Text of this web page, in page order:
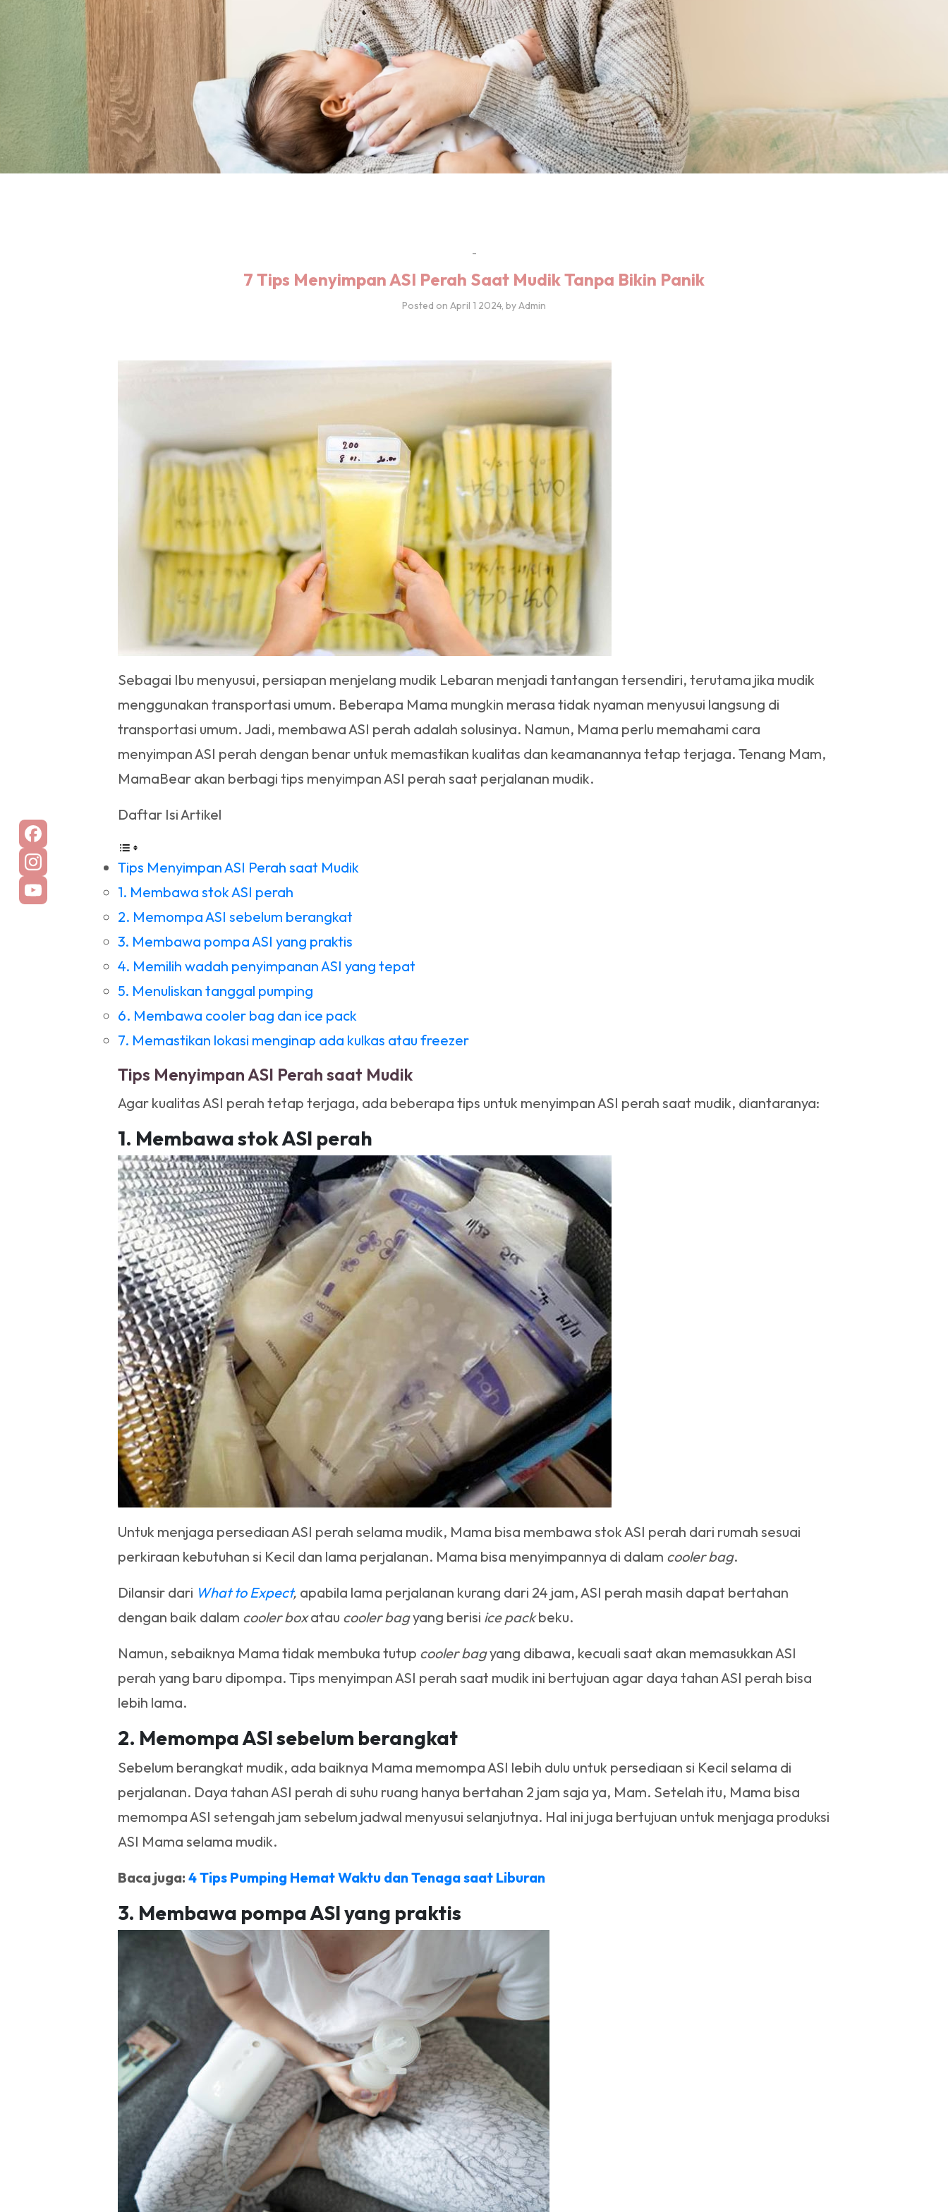
-
7 Tips Menyimpan ASI Perah Saat Mudik Tanpa Bikin Panik
Posted on April 1 2024, by Admin
Sebagai Ibu menyusui, persiapan menjelang mudik Lebaran menjadi tantangan tersendiri, terutama jika mudik
menggunakan transportasi umum. Beberapa Mama mungkin merasa tidak nyaman menyusui langsung di
transportasi umum. Jadi, membawa ASI perah adalah solusinya. Namun, Mama perlu memahami cara
menyimpan ASI perah dengan benar untuk memastikan kualitas dan keamanannya tetap terjaga. Tenang Mam,
MamaBear akan berbagi tips menyimpan ASI perah saat perjalanan mudik.
Daftar Isi Artikel
Tips Menyimpan ASI Perah saat Mudik
1. Membawa stok ASI perah
2. Memompa ASI sebelum berangkat
3. Membawa pompa ASI yang praktis
4. Memilih wadah penyimpanan ASI yang tepat
5. Menuliskan tanggal pumping
6. Membawa cooler bag dan ice pack
7. Memastikan lokasi menginap ada kulkas atau freezer
Tips Menyimpan ASI Perah saat Mudik
Agar kualitas ASI perah tetap terjaga, ada beberapa tips untuk menyimpan ASI perah saat mudik, diantaranya:
1. Membawa stok ASI perah
Untuk menjaga persediaan ASI perah selama mudik, Mama bisa membawa stok ASI perah dari rumah sesuai
perkiraan kebutuhan si Kecil dan lama perjalanan. Mama bisa menyimpannya di dalam cooler bag.
Dilansir dari What to Expect, apabila lama perjalanan kurang dari 24 jam, ASI perah masih dapat bertahan
dengan baik dalam cooler boxatau cooler bagyang berisi ice packbeku.
Namun, sebaiknya Mama tidak membuka tutup cooler bagyang dibawa, kecuali saat akan memasukkan ASI
perah yang baru dipompa. Tips menyimpan ASI perah saat mudik ini bertujuan agar daya tahan ASI perah bisa
lebih lama.
2. Memompa ASI sebelum berangkat
Sebelum berangkat mudik, ada baiknya Mama memompa ASI lebih dulu untuk persediaan si Kecil selama di
perjalanan. Daya tahan ASI perah di suhu ruang hanya bertahan 2 jam saja ya, Mam. Setelah itu, Mama bisa
memompa ASI setengah jam sebelum jadwal menyusui selanjutnya. Hal ini juga bertujuan untuk menjaga produksi
ASI Mama selama mudik.
Baca juga: 4 Tips Pumping Hemat Waktu dan Tenaga saat Liburan
3. Membawa pompa ASI yang praktis